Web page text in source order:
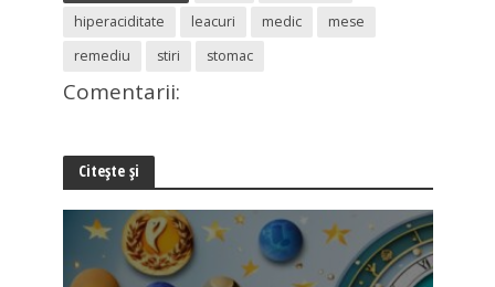
hiperaciditate
leacuri medic
mese
remediu
stiri stomac
Comentarii:
Citește și